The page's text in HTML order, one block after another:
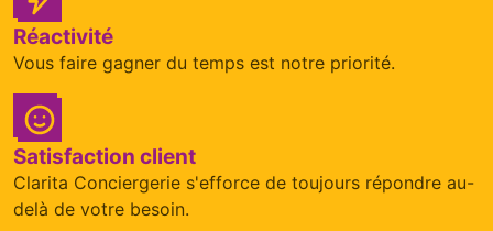
Réactivité
Vous faire gagner du temps est notre priorité.
Satisfaction client
Clarita Conciergerie s'efforce de toujours répondre au-
delà de votre besoin.